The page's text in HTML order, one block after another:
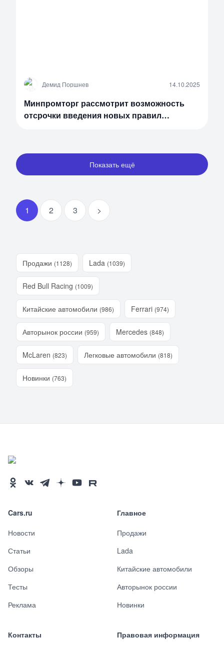
Д Демид Поршнев 14.10.2025
Минпромторг рассмотрит возможность
отсрочки введения новых правил
Показать ещё
1 2 3 >
Продажи (1128) Lada (1039)
Red Bull Racing (1009)
Китайские автомобили (986) Ferrari (974)
Авторынок россии (959) Mercedes (848)
McLaren (823) Легковые автомобили (818)
Новинки (763)
Cars.ru
Новости
Статьи
Обзоры
Тесты
Реклама
Главное
Продажи
Lada
Китайские автомобили
Авторынок россии
Новинки
Контакты Правовая информация